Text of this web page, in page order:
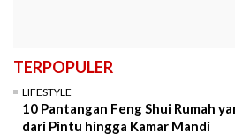
TERPOPULER
LIFESTYLE
10 Pantangan Feng Shui Rumah
dari Pintu hingga Kamar Mandi